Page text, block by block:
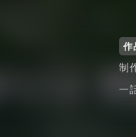
作
制
一